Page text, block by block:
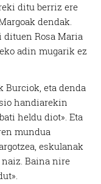
ditu berriz ere
dendak.
dituen Rosa Maria
adin mugarik ez
Burciok, eta denda
handiarekin
heldu diot». Eta
mundua
eskulanak
Baina nire